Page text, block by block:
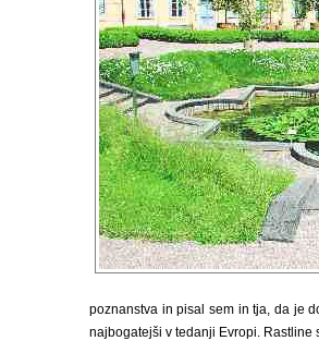
poznanstva in pisal sem in tja, da je
najbogatejši v tedanji Evropi.